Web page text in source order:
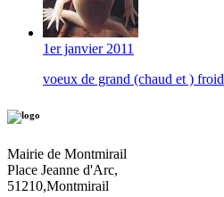
1er janvier 2011
voeux de grand (chaud et ) froid
Mairie de Montmirail
Place Jeanne d'Arc,
51210,Montmirail